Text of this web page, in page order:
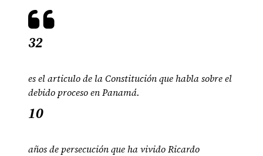
32
es el articulo de la Constitución que habla sobre el
debido proceso en Panamá.
10
años de persecución que ha vivido Ricardo